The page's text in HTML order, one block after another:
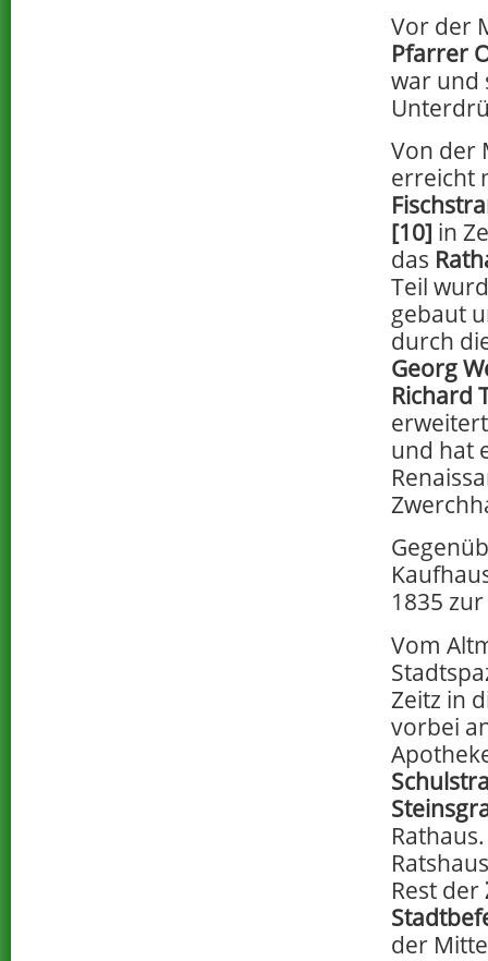
Vor der
Pfarrer
war und
Von der
erreicht
[10] in
das
Teil
gebaut
durch
Georg
Richard
und hat
1835 zur
Vom
Zeitz in
vorbei
Rest der
der